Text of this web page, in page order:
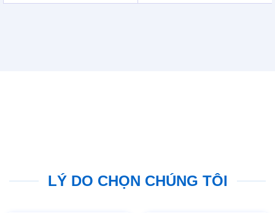
LÝ DO CHỌN CHÚNG TÔI